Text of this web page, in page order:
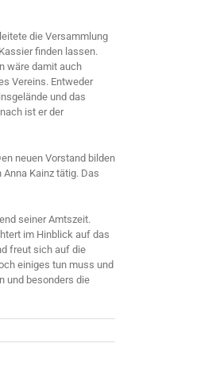
die Versammlung
finden lassen.
wäre damit auch
Vereins. Entweder
und das
ist er der
neuen Vorstand bilden
Kainz tätig. Das
seiner Amtszeit.
im Hinblick auf das
freut sich auf die
einiges tun muss und
und besonders die